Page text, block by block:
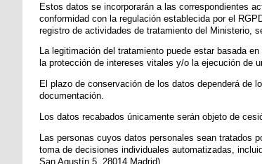
Estos datos se incorporarán a las correspondientes
conformidad con la regulación establecida por el
registro de actividades de tratamiento del Ministerio,
La legitimación del tratamiento puede estar basada
la protección de intereses vitales y/o la ejecución de
El plazo de conservación de los datos dependerá de
documentación.
Los datos recabados únicamente serán objeto de
Las personas cuyos datos personales sean
toma de decisiones individuales automatizadas,
San Agustín 5, 28014 Madrid).